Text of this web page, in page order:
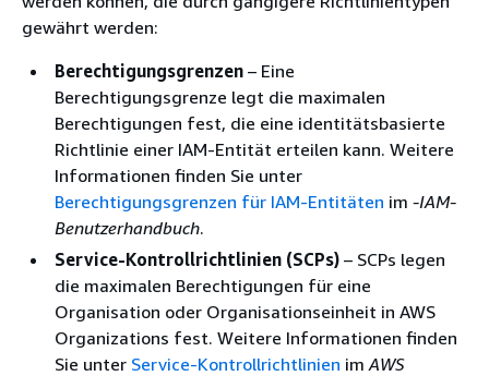
gewährt werden:
Berechtigungsgrenzen – Eine
Berechtigungsgrenze legt die maximalen
Berechtigungen fest, die eine identitätsbasierte
Richtlinie einer IAM-Entität erteilen kann. Weitere
Informationen finden Sie unter
Berechtigungsgrenzen für IAM-Entitäten im -IAM-
Benutzerhandbuch.
Service-Kontrollrichtlinien (SCPs) – SCPs legen
die maximalen Berechtigungen für eine
Organisation oder Organisationseinheit in AWS
Organizations fest. Weitere Informationen finden
Sie unter Service-Kontrollrichtlinien im AWS